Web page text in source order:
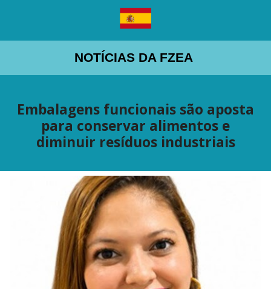
NOTÍCIAS DA FZEA
Embalagens funcionais são aposta
para conservar alimentos e
diminuir resíduos industriais